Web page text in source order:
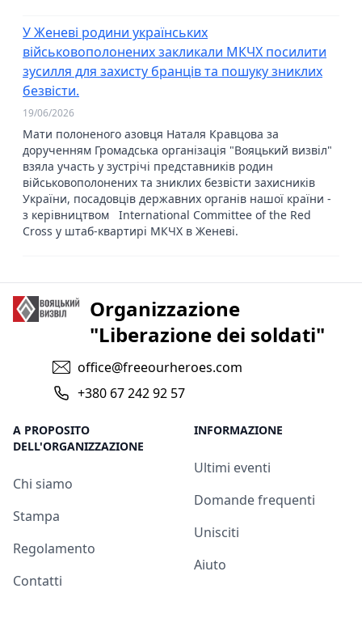
У Женеві родини українських
військовополонених закликали МКЧХ посилити
зусилля для захисту бранців та пошуку зниклих
безвісти.
19/06/2026
Мати полоненого азовця Наталя Кравцова за
дорученням Громадська організація "Вояцький визвіл"
взяла участь у зустрічі представників родин
військовополонених та зниклих безвісти захисників
України, посадовців державних органів нашої країни -
з керівництвом International Committee of the Red
Cross у штаб-квартирі МКЧХ в Женеві.
Organizzazione
"Liberazione dei soldati"
office@freeourheroes.com
+380 67 242 92 57
A PROPOSITO
DELL'ORGANIZZAZIONE
Chi siamo
Stampa
Regolamento
Contatti
INFORMAZIONE
Ultimi eventi
Domande frequenti
Unisciti
Aiuto